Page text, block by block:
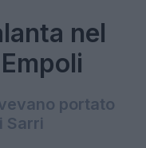
nel
portato
Sarri